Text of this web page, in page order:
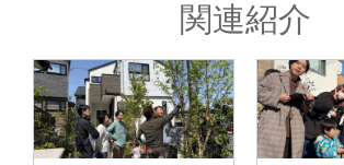
関連紹介